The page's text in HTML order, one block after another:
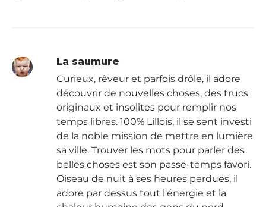
La saumure
Curieux, rêveur et parfois drôle, il adore
découvrir de nouvelles choses, des trucs
originaux et insolites pour remplir nos
temps libres. 100% Lillois, il se sent investi
de la noble mission de mettre en lumière
sa ville. Trouver les mots pour parler des
belles choses est son passe-temps favori.
Oiseau de nuit à ses heures perdues, il
adore par dessus tout l'énergie et la